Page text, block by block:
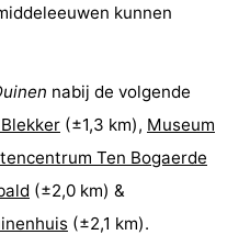
kunnen
nabij de volgende
(±1,3 km), Museum
Ten Bogaerde
(±2,0 km) &
(±2,1 km).